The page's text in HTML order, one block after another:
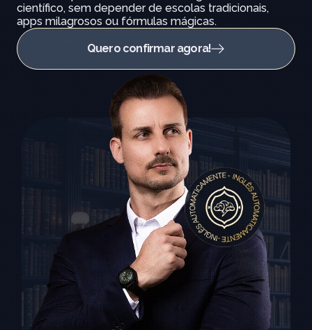
científico, sem depender de escolas tradicionais,
apps milagrosos ou fórmulas mágicas.
Quero confirmar agora!